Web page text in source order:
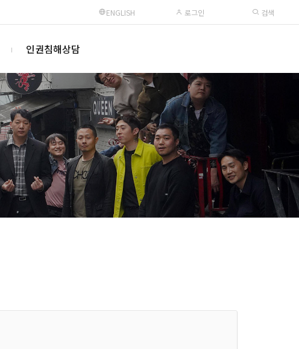
ENGLISH 로그인 검색
인권침해상담